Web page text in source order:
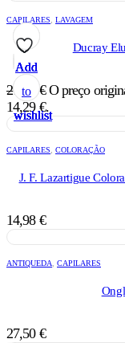
Add
to
wishlist
Add
to
wishlist
CAPILARES, LAVAGEM
Ducray
21,98€ O preço
14,29 €.
Add
to
wishlist
CAPILARES, COLORAÇÃO
J. F. Lazartigue
14,98 €
Add
to
wishlist
ANTIQUEDA, CAPILARES
27,50 €
Add
to
wishlist